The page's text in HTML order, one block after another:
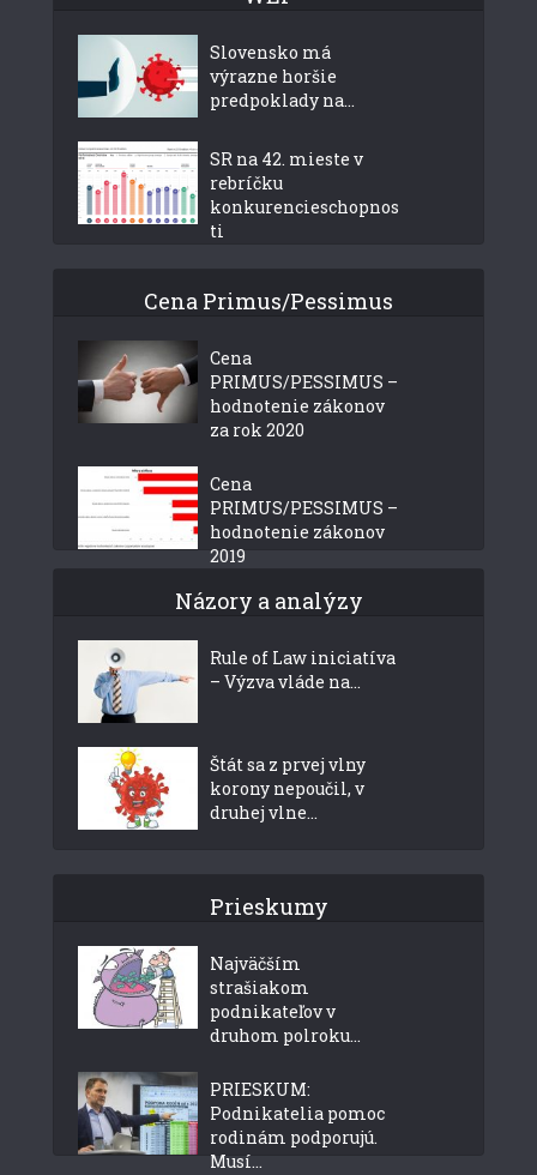
Slovensko má
výrazne horšie
predpoklady na...
SR na 42. mieste v
rebríčku
konkurencieschopnos
ti
Cena Primus/Pessimus
Cena
PRIMUS/PESSIMUS –
hodnotenie zákonov
za rok 2020
Cena
PRIMUS/PESSIMUS –
hodnotenie zákonov
2019
Názory a analýzy
Rule of Law iniciatíva
– Výzva vláde na...
Štát sa z prvej vlny
korony nepoučil, v
druhej vlne...
Prieskumy
Najväčším
strašiakom
podnikateľov v
druhom polroku...
PRIESKUM:
Podnikatelia pomoc
rodinám podporujú.
Musí...